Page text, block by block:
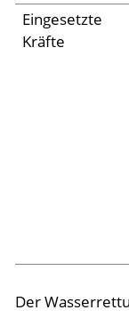
Archiv 2021
Jugend
Eingesetzte
Kräfte
Der